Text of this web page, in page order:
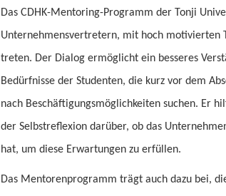
Das CDHK-Mentoring-Programm der Tonji
Unternehmensvertretern, mit hoch motivierten
treten. Der Dialog ermöglicht ein besseres
Bedürfnisse der Studenten, die kurz vor dem
nach Beschäftigungsmöglichkeiten suchen. Er
der Selbstreflexion darüber, ob das
hat, um diese Erwartungen zu erfüllen.
Das Mentorenprogramm trägt auch dazu bei,